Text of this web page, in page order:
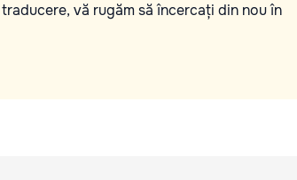
vă rugăm să încercați din nou în